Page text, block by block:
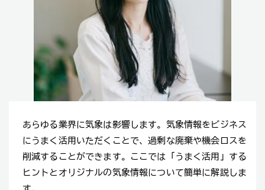
あらゆる業界に気象は影響します。気象情報をビジネス
にうまく活用いただくことで、過剰な廃棄や機会ロスを
削減することができます。ここでは「うまく活用」する
ヒントとオリジナルの気象情報について簡単に解説しま